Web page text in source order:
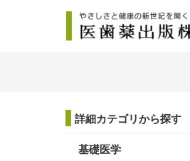
詳細カテゴリから探す
基礎医学